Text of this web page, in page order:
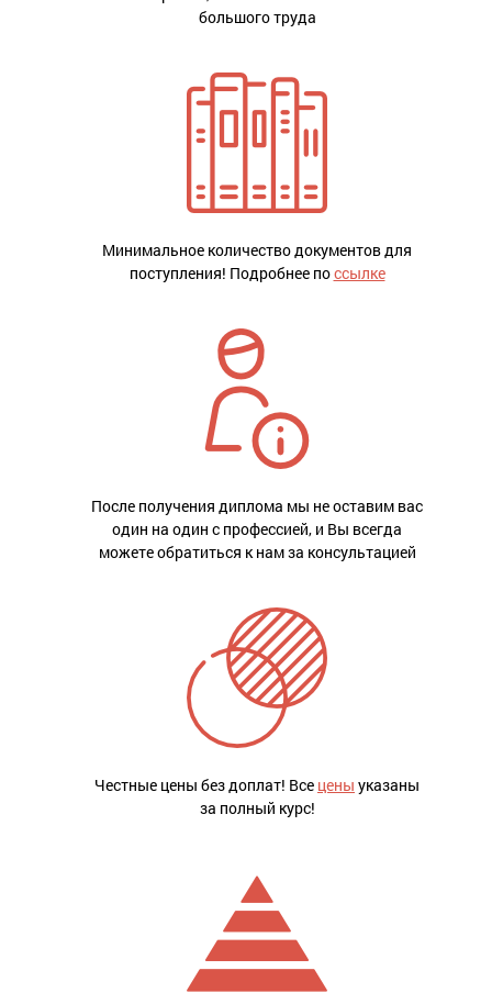
большого труда
Минимальное количество документов для
поступления! Подробнее поссылке
После получения диплома мы не оставим вас
один на один с профессией, и Вы всегда
можете обратиться к нам за консультацией
Честные цены без доплат! Все цены указаны
за полный курс!